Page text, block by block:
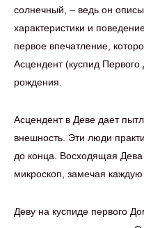
солнечный, – ведь он
характеристики и
первое впечатление,
Асцендент (куспид
рождения.
Асцендент в Деве дает
внешность. Эти люди
до конца. Восходящая
микроскоп, замечая каждую
Деву на куспиде первого